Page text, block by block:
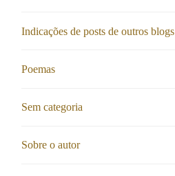
Indicações de posts de outros blogs
Poemas
Sem categoria
Sobre o autor